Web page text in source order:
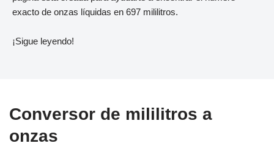
exacto de onzas líquidas en 697 mililitros.
¡Sigue leyendo!
Conversor de mililitros a
onzas